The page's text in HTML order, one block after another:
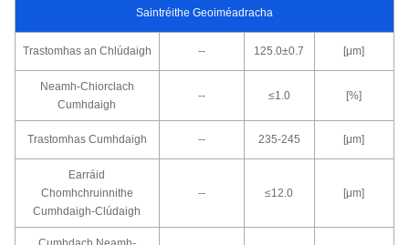
Saintréithe Geoiméadracha
Trastomhas an Chlúdaigh -- 125.0±0.7 [μm]
Neamh-Chiorclach
Cumhdaigh
-- ≤1.0 [%]
Trastomhas Cumhdaigh -- 235-245 [μm]
Earráid
Chomhchruinnithe
Cumhdaigh-Clúdaigh
-- ≤12.0 [μm]